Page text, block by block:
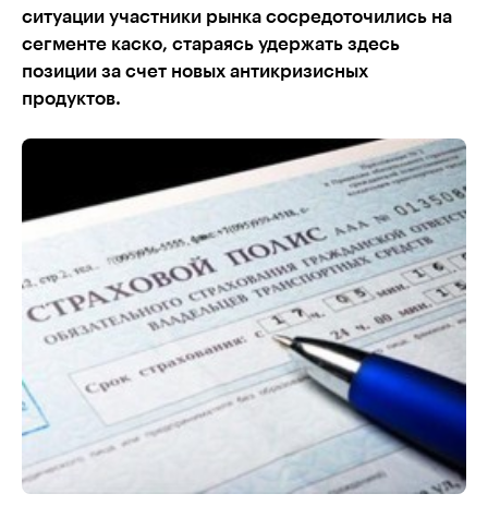
ситуации участники рынка сосредоточились на
сегменте каско, стараясь удержать здесь
позиции за счет новых антикризисных
продуктов.